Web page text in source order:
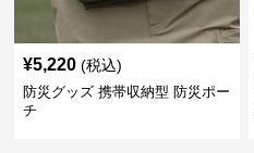
¥5,220 (税込)
防災グッズ 携帯収納型 防災ポー
チ